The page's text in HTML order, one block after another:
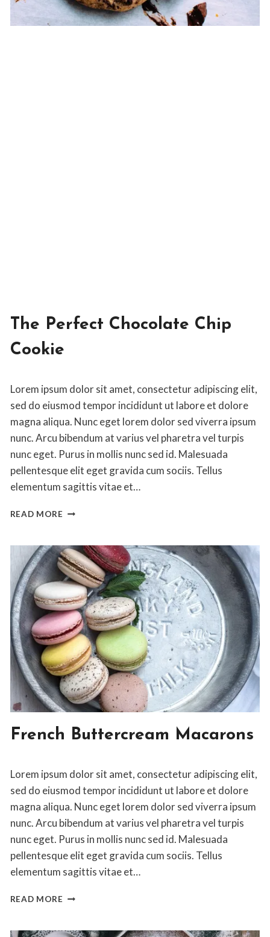
The Perfect Chocolate Chip
Cookie
Jon
Maldia
Lorem ipsum dolor sit amet, consectetur adipiscing elit,
sed do eiusmod tempor incididunt ut labore et dolore
magna aliqua. Nunc eget lorem dolor sed viverra ipsum
nunc. Arcu bibendum at varius vel pharetra vel turpis
nunc eget. Purus in mollis nunc sed id. Malesuada
pellentesque elit eget gravida cum sociis. Tellus
elementum sagittis vitae et…
READ MORE THE
CHIP
COOKIE
DESSERT
French Buttercream Macarons
Jon
Maldia
Lorem ipsum dolor sit amet, consectetur adipiscing elit,
sed do eiusmod tempor incididunt ut labore et dolore
magna aliqua. Nunc eget lorem dolor sed viverra ipsum
nunc. Arcu bibendum at varius vel pharetra vel turpis
nunc eget. Purus in mollis nunc sed id. Malesuada
pellentesque elit eget gravida cum sociis. Tellus
elementum sagittis vitae et…
READ MORE FRENCH